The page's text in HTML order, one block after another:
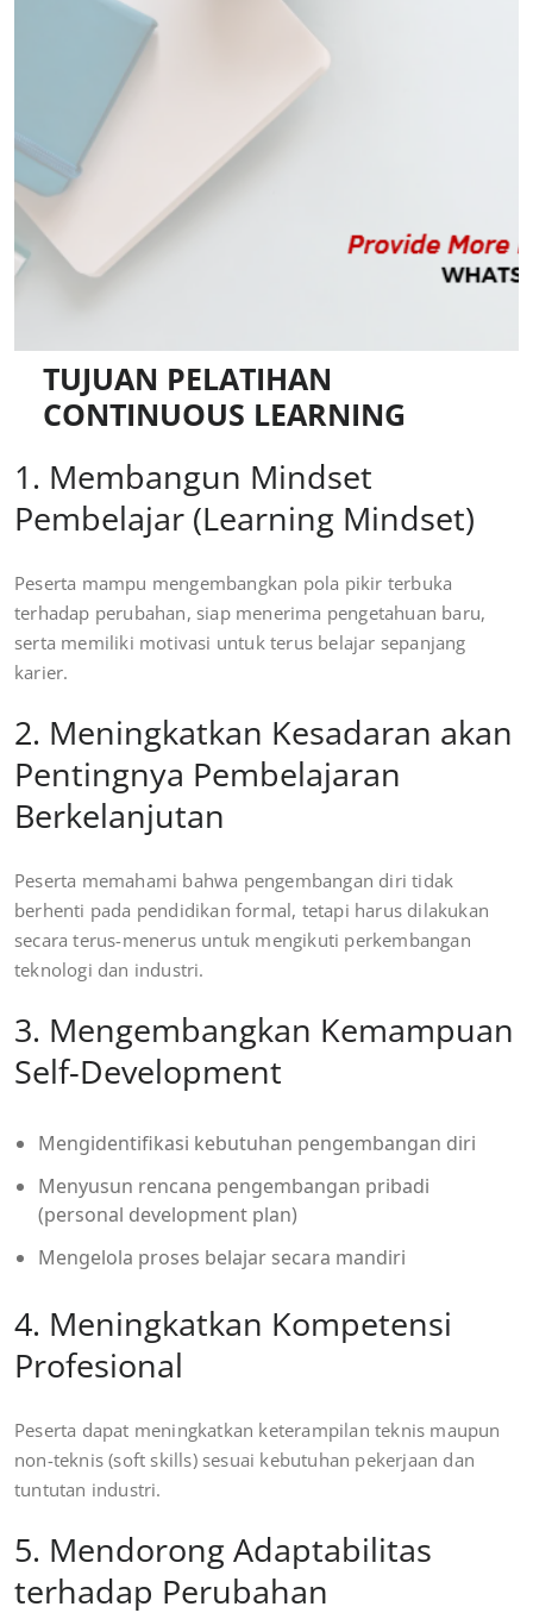
TUJUAN PELATIHAN
CONTINUOUS LEARNING
1. Membangun Mindset
Pembelajar (Learning Mindset)
Peserta mampu mengembangkan pola pikir terbuka
terhadap perubahan, siap menerima pengetahuan baru,
serta memiliki motivasi untuk terus belajar sepanjang
karier.
2. Meningkatkan Kesadaran akan
Pentingnya Pembelajaran
Berkelanjutan
Peserta memahami bahwa pengembangan diri tidak
berhenti pada pendidikan formal, tetapi harus dilakukan
secara terus-menerus untuk mengikuti perkembangan
teknologi dan industri.
3. Mengembangkan Kemampuan
Self-Development
Mengidentifikasi kebutuhan pengembangan diri
Menyusun rencana pengembangan pribadi
(personal development plan)
Mengelola proses belajar secara mandiri
4. Meningkatkan Kompetensi
Profesional
Peserta dapat meningkatkan keterampilan teknis maupun
non-teknis (soft skills) sesuai kebutuhan pekerjaan dan
tuntutan industri.
5. Mendorong Adaptabilitas
terhadap Perubahan